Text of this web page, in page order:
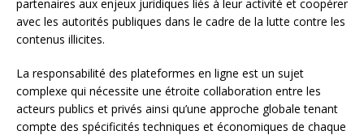
partenaires aux enjeux juridiques liés à leur activité et coopérer
avec les autorités publiques dans le cadre de la lutte contre les
contenus illicites.
La responsabilité des plateformes en ligne est un sujet
complexe qui nécessite une étroite collaboration entre les
acteurs publics et privés ainsi qu’une approche globale tenant
compte des spécificités techniques et économiques de chaque